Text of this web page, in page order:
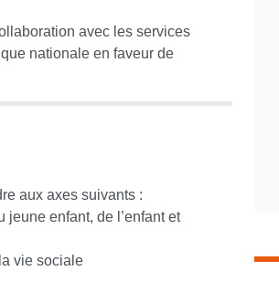
avec les services
nationale en faveur de
aux axes suivants :
jeune enfant, de l’enfant et
vie sociale